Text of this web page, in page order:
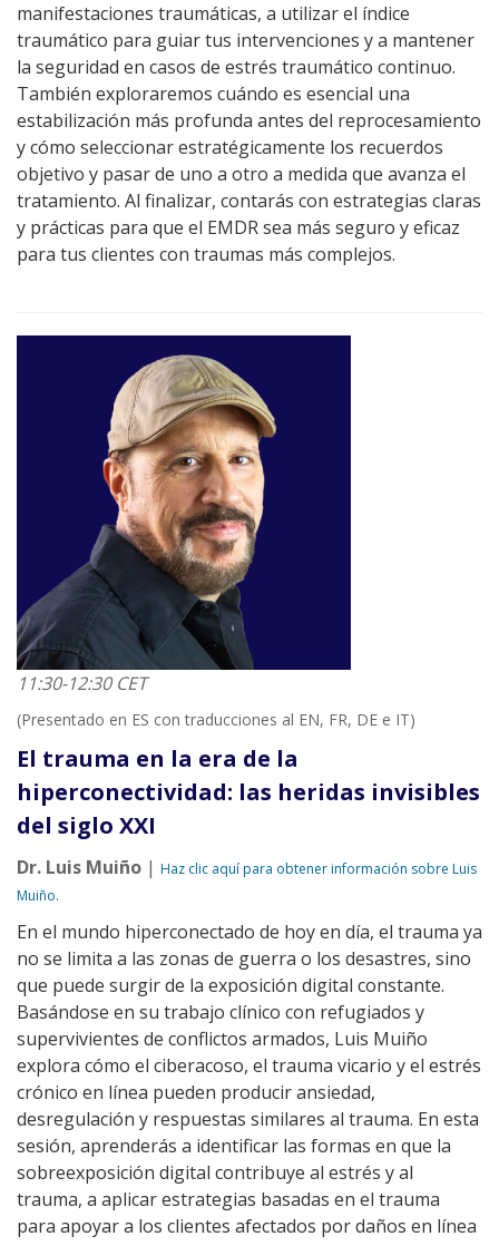
manifestaciones traumáticas, a utilizar el índice
traumático para guiar tus intervenciones y a mantener
la seguridad en casos de estrés traumático continuo.
También exploraremos cuándo es esencial una
estabilización más profunda antes del reprocesamiento
y cómo seleccionar estratégicamente los recuerdos
objetivo y pasar de uno a otro a medida que avanza el
tratamiento. Al finalizar, contarás con estrategias claras
y prácticas para que el EMDR sea más seguro y eficaz
para tus clientes con traumas más complejos.
11:30-12:30 CET
(Presentado en ES con traducciones al EN, FR, DE e IT)
El trauma en la era de la
hiperconectividad: las heridas invisibles
del siglo XXI
Dr. Luis Muiño | Haz clic aquí para obtener información sobre Luis
Muiño.
En el mundo hiperconectado de hoy en día, el trauma ya
no se limita a las zonas de guerra o los desastres, sino
que puede surgir de la exposición digital constante.
Basándose en su trabajo clínico con refugiados y
supervivientes de conflictos armados, Luis Muiño
explora cómo el ciberacoso, el trauma vicario y el estrés
crónico en línea pueden producir ansiedad,
desregulación y respuestas similares al trauma. En esta
sesión, aprenderás a identificar las formas en que la
sobreexposición digital contribuye al estrés y al
trauma, a aplicar estrategias basadas en el trauma
para apoyar a los clientes afectados por daños en línea